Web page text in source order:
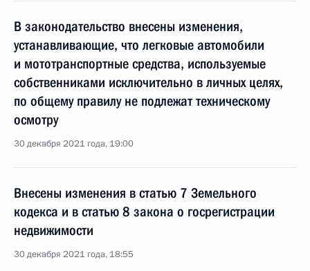
В законодательство внесены изменения,
устанавливающие, что легковые автомобили
и мототранспортные средства, используемые
собственниками исключительно в личных целях,
по общему правилу не подлежат техническому
осмотру
30 декабря 2021 года, 19:00
Внесены изменения в статью 7 Земельного
кодекса и в статью 8 закона о госрегистрации
недвижимости
30 декабря 2021 года, 18:55